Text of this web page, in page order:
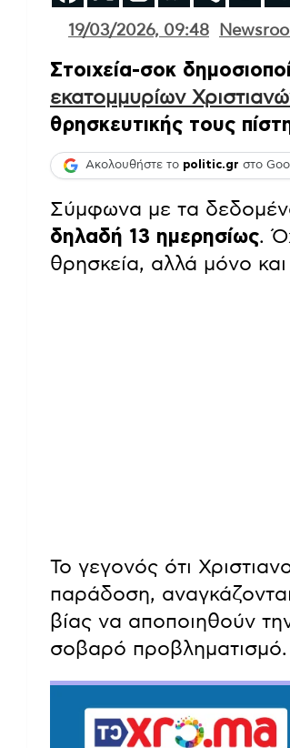
19/03/2026, 09:48
Στοιχεία-σοκ
εκατομμυρίων
θρησκευτικής τους
Ακολουθήστε το politic.gr στο
Σύμφωνα με τα
δηλαδή 13 ημερησίως.
θρησκεία, αλλά μόνο
Το γεγονός ότι
παράδοση,
βίας να αποποιηθούν
σοβαρό προβληματισμό.